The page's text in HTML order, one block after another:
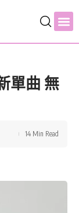
單曲 無
14 Min Read